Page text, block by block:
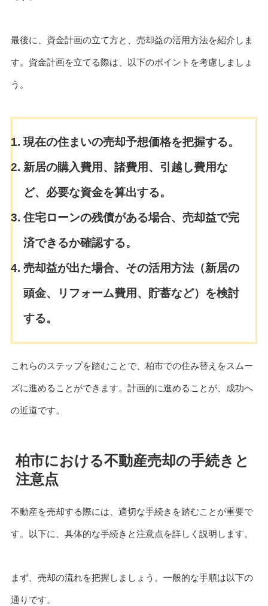
最後に、資金計画の立て方と、売却益の活用方法を紹介しま
す。資金計画を立てる際は、以下のポイントを考慮しましょ
う。
現在の住まいの売却予想価格を把握する。
新居の購入費用、諸費用、引越し費用な
ど、必要な資金を算出する。
住宅ローンの残債がある場合、売却益で完
済できるか確認する。
売却益が出た場合、その活用方法（新居の
頭金、リフォーム費用、貯蓄など）を検討
する。
これらのステップを踏むことで、柏市での住み替えをスムー
ズに進めることができます。計画的に進めることが、成功へ
の近道です。
柏市における不動産売却の手続きと
注意点
不動産を売却する際には、適切な手続きを踏むことが重要で
す。以下に、具体的な手続きと注意点を詳しく説明します。
まず、売却の流れを把握しましょう。一般的な手順は以下の
通りです。